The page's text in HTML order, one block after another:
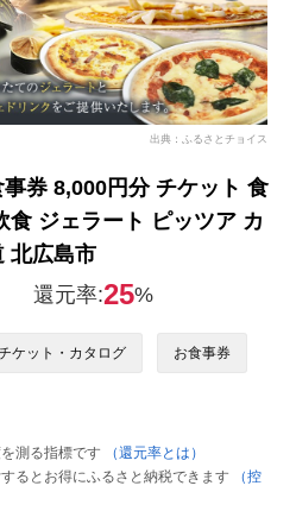
出典：ふるさとチョイス
券 8,000円分 チケット 食
食 ジェラート ピッツア カ
北広島市
還元率:25%
ケット・カタログ お食事券
測る指標です
（還元率とは）
るとお得にふるさと納税できます
（控